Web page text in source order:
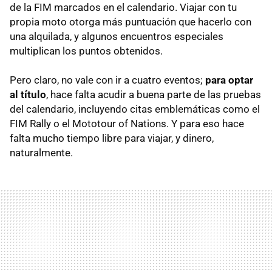
de la FIM marcados en el calendario. Viajar con tu
propia moto otorga más puntuación que hacerlo con
una alquilada, y algunos encuentros especiales
multiplican los puntos obtenidos.
Pero claro, no vale con ir a cuatro eventos; para optar
al título, hace falta acudir a buena parte de las pruebas
del calendario, incluyendo citas emblemáticas como el
FIM Rally o el Mototour of Nations. Y para eso hace
falta mucho tiempo libre para viajar, y dinero,
naturalmente.